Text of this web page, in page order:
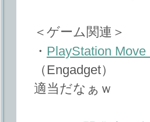
＜ゲーム関連＞
・ PlayStation
（Engadget）
適当だなぁｗ